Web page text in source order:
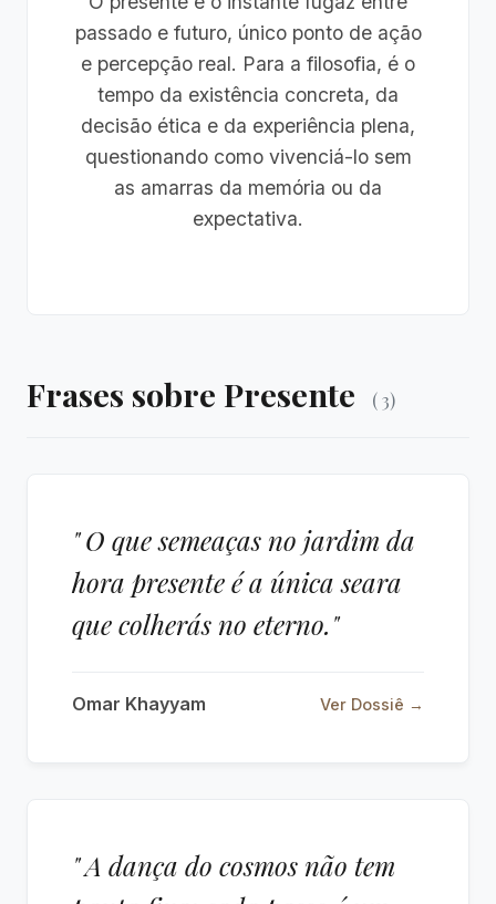
passado e futuro, único ponto de ação
e percepção real. Para a filosofia, é o
tempo da existência concreta, da
decisão ética e da experiência plena,
questionando como vivenciá-lo sem
as amarras da memória ou da
expectativa.
Frases sobre Presente ( 3)
" O que semeaças no jardim da
hora presente é a única seara
que colherás no eterno."
Omar Khayyam Ver Dossiê →
" A dança do cosmos não tem